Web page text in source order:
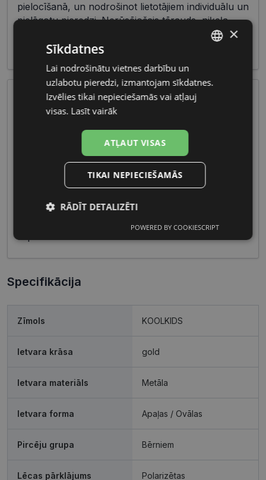
pielocīšanā, un nodrošinot lietotājiem individuālu un
pielāgotu pieredzi. Nerūsējošais tērauds, niķeļa
sakausējumi vai titāns bieži tiek izmantoti ietvaru
izgatavošanā.
Bērnu brilles piedāvā plašu izvēli, ietverot dažādus
personību vajadzībām. Galvenā uzmanība tiek
pievērsta gan estētikai, gan funkcionālajiem
aspektiem.
Specifikācija
Zīmols KOOLKIDS
Ietvara krāsa gold
Ietvara materiāls Metāla
Ietvara forma Apaļas / Ovālas
Pircēju grupa Bērniem
Lēcas pārklājums Polarizētas
RUSSIAN
×
Sīkdatnes
Lai nodrošinātu vietnes darbību un
uzlabotu pieredzi, izmantojam sīkdatnes.
Izvēlies tikai nepieciešamās vai atļauj
visas. Lasīt vairāk
ATĻAUT VISAS
TIKAI NEPIECIEŠAMĀS
RĀDĪT DETALIZĒTI
sīkdatnes
Statistikas
sīkdatnes
Mārketinga
Statistikas sīkdatnes
Mārketinga sīkdatnes
Funkcionālās sīkdatnes
Neklasificētās
POWERED BY COOKIESCRIPT